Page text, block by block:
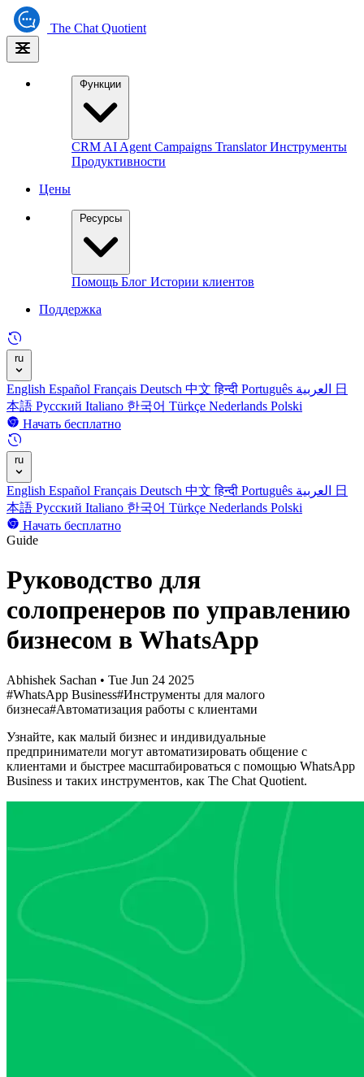
The Chat Quotient
Функции
CRM AI Agent Campaigns TranslatorИнструменты
Продуктивности
Цены
Ресурсы
Помощь Блог Истории клиентов
Поддержка
ru
English Español Français Deutsch 中文हिन्दी Português
日
本語 Русский Italiano 한국어 Türkçe Nederlands Polski
Начать бесплатно
ru
English Español Français Deutsch 中文हिन्दी Português
日
本語 Русский Italiano 한국어 Türkçe Nederlands Polski
Начать бесплатно
Guide
Руководство для
солопренеров по управлению
бизнесом в WhatsApp
Abhishek Sachan • Tue Jun 24 2025
#WhatsApp Business#Инструменты для малого
бизнеса#Автоматизация работы с клиентами
Узнайте, как малый бизнес и индивидуальные
предприниматели могут автоматизировать общение с
клиентами и быстрее масштабироваться с помощью WhatsApp
Business и таких инструментов, как The Chat Quotient.